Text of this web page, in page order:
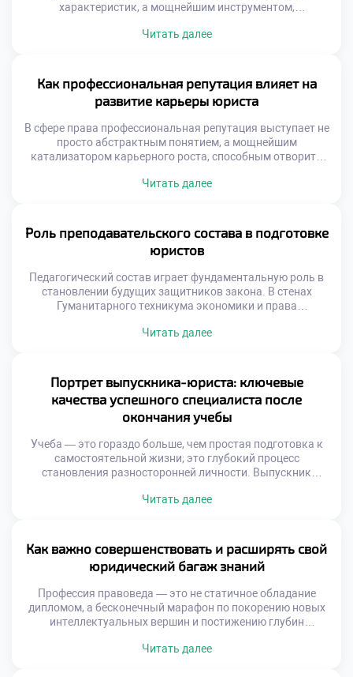
характеристик, а мощнейшим инструментом,
возможностям. Подобно искусной шахматной партии, где
выстраивания надежных связей. Чтобы успешно
ориентироваться в этом многогранном мире, где
добросовестная практика переплетается с личным
брендом, фундаментальным […]
Читать далее
Как профессиональная репутация влияет на
развитие карьеры юриста
В сфере права профессиональная репутация выступает не
просто абстрактным понятием, а мощнейшим
катализатором карьерного роста, способным отворить
искусной шахматной партии, где каждый ход просчитан
выстраивания надежных профессиональных связей.
Чтобы успешно ориентироваться в этом многогранном
мире, где добросовестная […]
Читать далее
Роль преподавательского состава в подготовке
юристов
Педагогический состав играет фундаментальную роль в
становлении будущих защитников закона. В стенах
Гуманитарного техникума экономики и права
сухую теорию, но и выступают в качестве наставников,
проводниками в мир реальных правовых вызовов,
умеющими разглядеть и раскрыть индивидуальный
потенциал каждого […]
Читать далее
Портрет выпускника-юриста: ключевые
качества успешного специалиста после
окончания учебы
Учеба — это гораздо больше, чем простая подготовка к
самостоятельной жизни; это глубокий процесс
становления разносторонней личности. Выпускник
обладает уникальным набором компетенций,
общественных отношений. Такой специалист осознает:
право представляет собой не просто свод сухих правил, а
действенный механизм, способный […]
Читать далее
Как важно совершенствовать и расширять свой
юридический багаж знаний
Профессия правоведа — это не статичное обладание
дипломом, а бесконечный марафон по покорению новых
интеллектуальных вершин и постижению глубин
или судебный прецедент становится важнейшей вехой,
Читать далее